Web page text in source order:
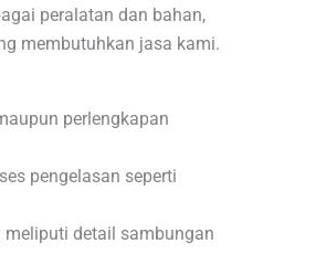
peralatan dan bahan,
membutuhkan jasa kami.
perlengkapan
pengelasan seperti
detail sambungan